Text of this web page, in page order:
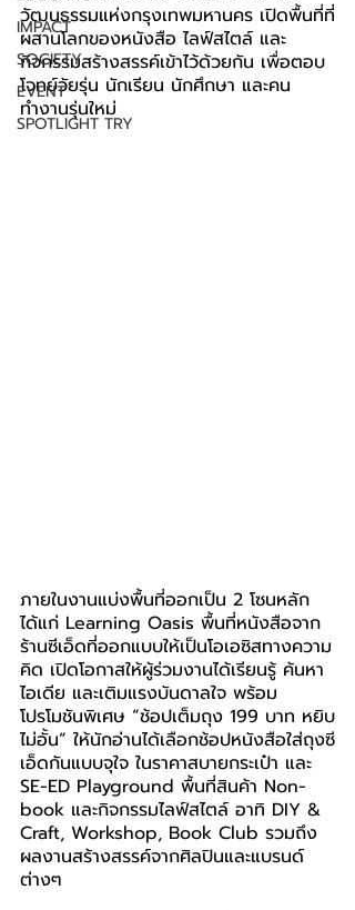
IMPACT
SOCIETY
EVENT
SPOTLIGHT TRY
วัฒนธรรมแห่งกรุงเทพมหานคร เปิดพื้นที่ที่
ผสานโลกของหนังสือ ไลฟ์สไตล์ และ
กิจกรรมสร้างสรรค์เข้าไว้ด้วยกัน เพื่อตอบ
โจทย์วัยรุ่น นักเรียน นักศึกษา และคน
ทำงานรุ่นใหม่
ภายในงานแบ่งพื้นที่ออกเป็น 2 โซนหลัก
ได้แก่ Learning Oasis พื้นที่หนังสือจาก
ร้านซีเอ็ดที่ออกแบบให้เป็นโอเอซิสทางความ
คิด เปิดโอกาสให้ผู้ร่วมงานได้เรียนรู้ ค้นหา
ไอเดีย และเติมแรงบันดาลใจ พร้อม
โปรโมชันพิเศษ “ช้อปเต็มถุง 199 บาท หยิบ
ไม่อั้น” ให้นักอ่านได้เลือกช้อปหนังสือใส่ถุงซี
เอ็ดกันแบบจุใจ ในราคาสบายกระเป๋า และ
SE-ED Playground พื้นที่สินค้า Non-
book และกิจกรรมไลฟ์สไตล์ อาทิ DIY &
Craft, Workshop, Book Club รวมถึง
ผลงานสร้างสรรค์จากศิลปินและแบรนด์
ต่างๆ